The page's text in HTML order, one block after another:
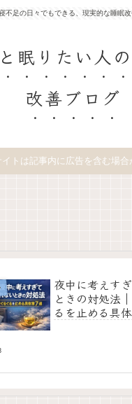
不足の日々でもできる、現実的な睡眠
眠りたい人
改善ブログ
イトは記事内に広告を含む場合
夜中に考えす
ときの対処法
るを止める具